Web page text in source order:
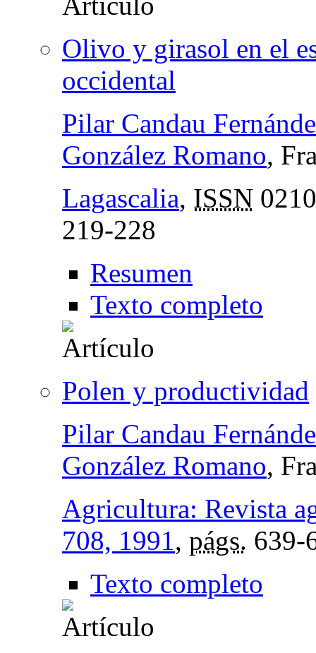
Olivo y girasol en el
occidental
Pilar Candau
González Romano,
Lagascalia, ISSN
219-228
Resumen
Texto completo
Polen y productividad
Pilar Candau
González Romano,
Agricultura: Revista
708, 1991, págs. 639-
Texto completo